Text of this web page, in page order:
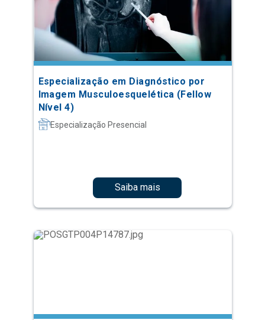
Especialização em Diagnóstico por
Imagem Musculoesquelética (Fellow
Nível 4)
Especialização Presencial
Saiba mais